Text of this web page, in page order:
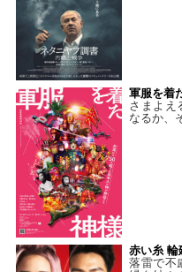
軍服を着
さまよえ
なるか、
赤い糸
落雷で不